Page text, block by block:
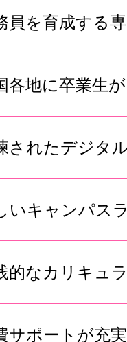
員を育成する
各地に卒業生
されたデジタ
いキャンパス
的なカリキュ
サポートが充実